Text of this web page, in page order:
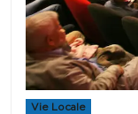
Vie Locale